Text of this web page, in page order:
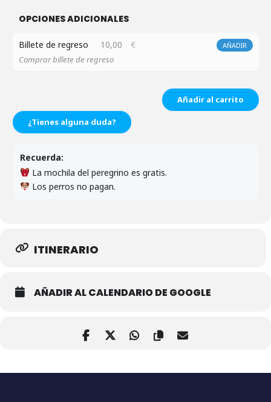
OPCIONES ADICIONALES
Billete de regreso 10,00 €
Comprar billete de regreso
AÑADIR
Añadir al carrito
¿Tienes alguna duda?
Recuerda:
La mochila del peregrino es gratis.
Los perros no pagan.
ITINERARIO
AÑADIR AL CALENDARIO DE GOOGLE